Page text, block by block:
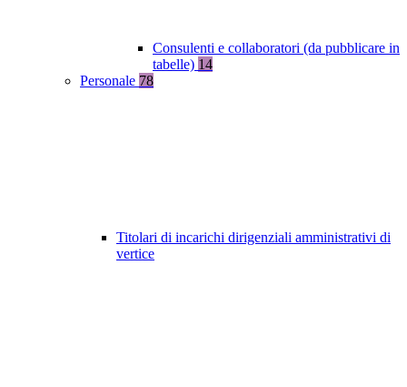
Consulenti e collaboratori (da pubblicare in
tabelle) 14
Personale 78
Titolari di incarichi dirigenziali amministrativi di
vertice